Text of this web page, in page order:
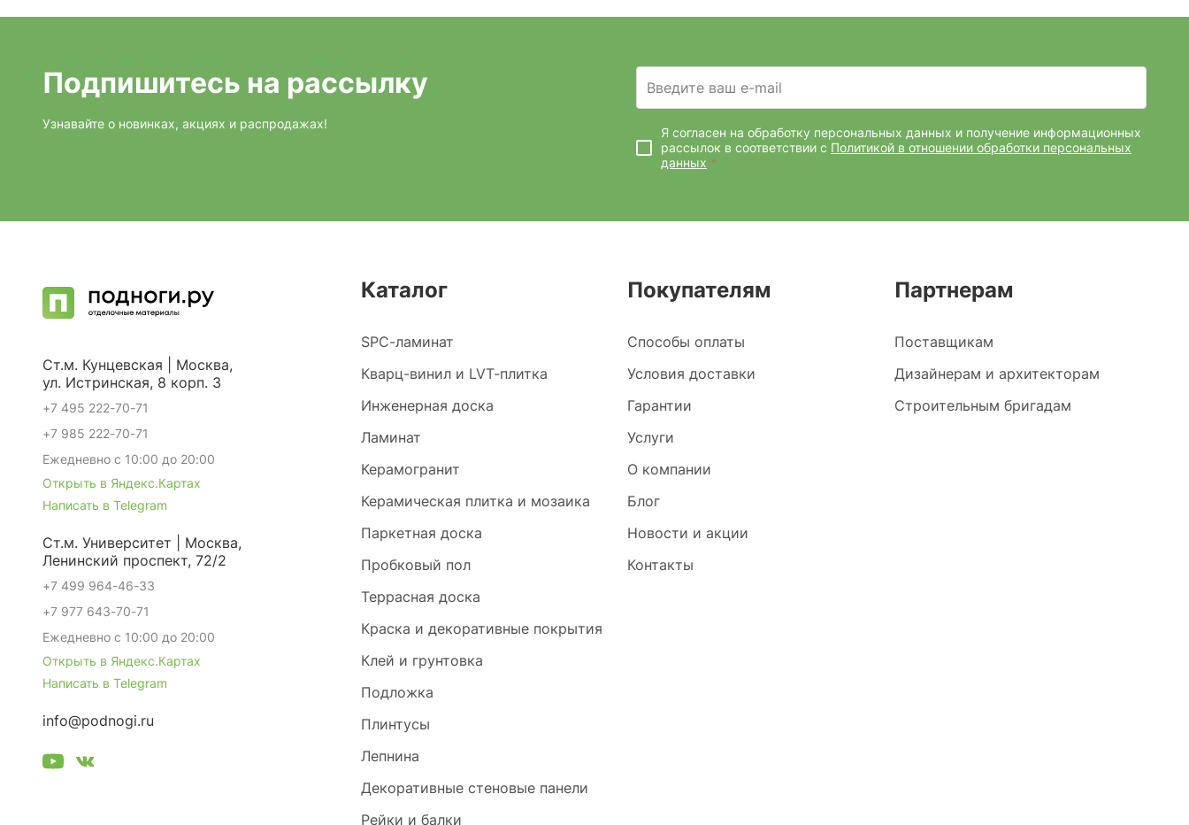
Подпишитесь на рассылку
Узнавайте о новинках, акциях и распродажах!
Введите ваш e-mail
Я согласен на обработку персональных данных и получение информационных
рассылок в соответствии с Политикой в отношении обработки персональных
данных *
Каталог
SPC-ламинат
Кварц-винил и LVT-плитка
Инженерная доска
Ламинат
Керамогранит
Керамическая плитка и мозаика
Паркетная доска
Пробковый пол
Террасная доска
Краска и декоративные покрытия
Клей и грунтовка
Подложка
Плинтусы
Лепнина
Декоративные стеновые панели
Рейки и балки
Покупателям
Способы оплаты
Условия доставки
Гарантии
Услуги
О компании
Блог
Новости и акции
Контакты
Партнерам
Поставщикам
Дизайнерам и архитекторам
Строительным бригадам
Ст.м. Кунцевская | Москва,
ул. Истринская, 8 корп. 3
+7 495 222-70-71
+7 985 222-70-71
Ежедневно с 10:00 до 20:00
Открыть в Яндекс.Картах
Написать в Telegram
Ст.м. Университет | Москва,
Ленинский проспект, 72/2
+7 499 964-46-33
+7 977 643-70-71
Ежедневно с 10:00 до 20:00
Открыть в Яндекс.Картах
Написать в Telegram
info@podnogi.ru